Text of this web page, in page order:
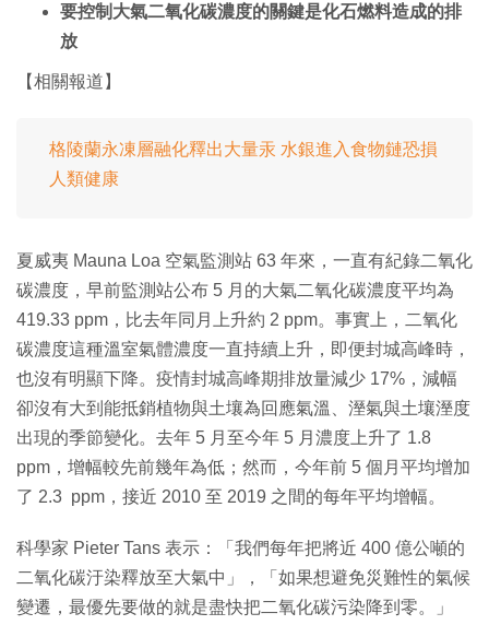
要控制大氣二氧化碳濃度的關鍵是化石燃料造成的排
放
【相關報道】
格陵蘭永凍層融化釋出大量汞 水銀進入食物鏈恐損
人類健康
夏威夷 Mauna Loa 空氣監測站 63 年來，一直有紀錄二氧化
碳濃度，早前監測站公布 5 月的大氣二氧化碳濃度平均為
419.33 ppm，比去年同月上升約 2 ppm。事實上，二氧化
碳濃度這種溫室氣體濃度一直持續上升，即便封城高峰時，
也沒有明顯下降。疫情封城高峰期排放量減少 17%，減幅
卻沒有大到能抵銷植物與土壤為回應氣溫、溼氣與土壤溼度
出現的季節變化。去年 5 月至今年 5 月濃度上升了 1.8
ppm，增幅較先前幾年為低；然而，今年前 5 個月平均增加
了 2.3 ppm，接近 2010 至 2019 之間的每年平均增幅。
科學家 Pieter Tans 表示：「我們每年把將近 400 億公噸的
二氧化碳汙染釋放至大氣中」，「如果想避免災難性的氣候
變遷，最優先要做的就是盡快把二氧化碳污染降到零。」